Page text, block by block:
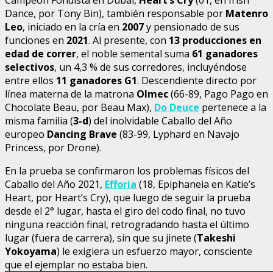
Dance, por Tony Bin), también responsable por Matenro
Leo, iniciado en la cría en 2007y pensionado de sus
funciones en 2021. Al presente, con 13 producciones en
edad de correr, el noble semental suma 61 ganadores
selectivos, un 4,3 % de sus corredores, incluyéndose
entre ellos 11 ganadores G1. Descendiente directo por
línea materna de la matrona Olmec(66-89, Pago Pago en
Chocolate Beau, por Beau Max), Do Deuce pertenece a la
misma familia (3-d) del inolvidable Caballo del Año
europeo Dancing Brave (83-99, Lyphard en Navajo
Princess, por Drone).
En la prueba se confirmaron los problemas físicos del
Caballo del Año 2021, Efforia (18, Epiphaneia en Katie’s
Heart, por Heart’s Cry), que luego de seguir la prueba
desde el 2° lugar, hasta el giro del codo final, no tuvo
ninguna reacción final, retrogradando hasta el último
lugar (fuera de carrera), sin que su jinete (Takeshi
Yokoyama) le exigiera un esfuerzo mayor, consciente
que el ejemplar no estaba bien.